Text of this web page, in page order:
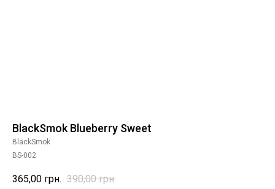
BlackSmok Blueberry Sweet
BlackSmok
BS-002
365,00 грн. 390,00 грн.